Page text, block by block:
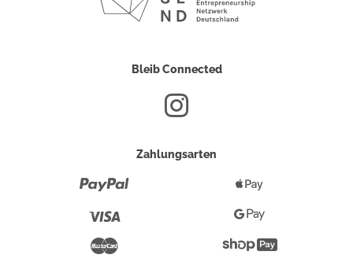
Bleib Connected
Zahlungsarten
Pay
Google
Pay